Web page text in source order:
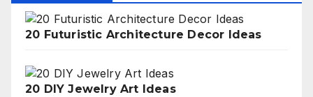
20 Futuristic Architecture Decor Ideas
20 DIY Jewelry Art Ideas